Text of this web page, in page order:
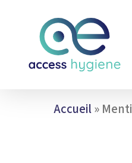
Accueil»